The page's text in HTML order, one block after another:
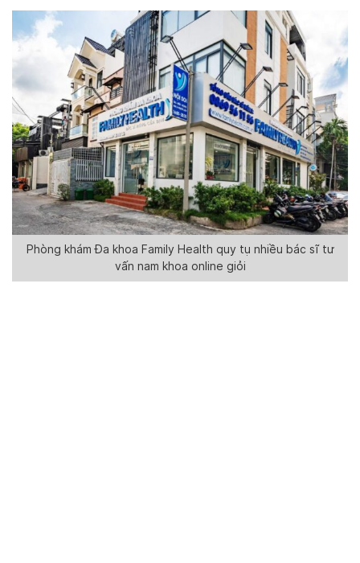
Phòng khám Đa khoa Family Health quy tụ nhiều bác sĩ tư
vấn nam khoa online giỏi